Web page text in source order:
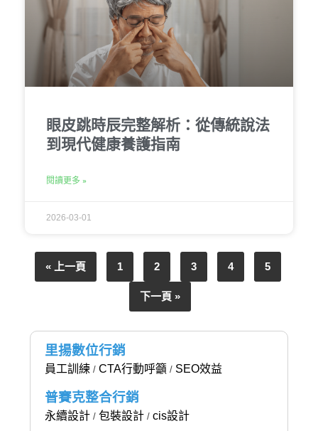
眼皮跳時辰完整解析：從傳統說法
到現代健康養護指南
閱讀更多 »
2026-03-01
« 上一頁 1 2 3 4 5
下一頁 »
里揚數位行銷
員工訓練/ CTA行動呼籲 / SEO效益
普賽克整合行銷
永續設計/ 包裝設計/ cis設計